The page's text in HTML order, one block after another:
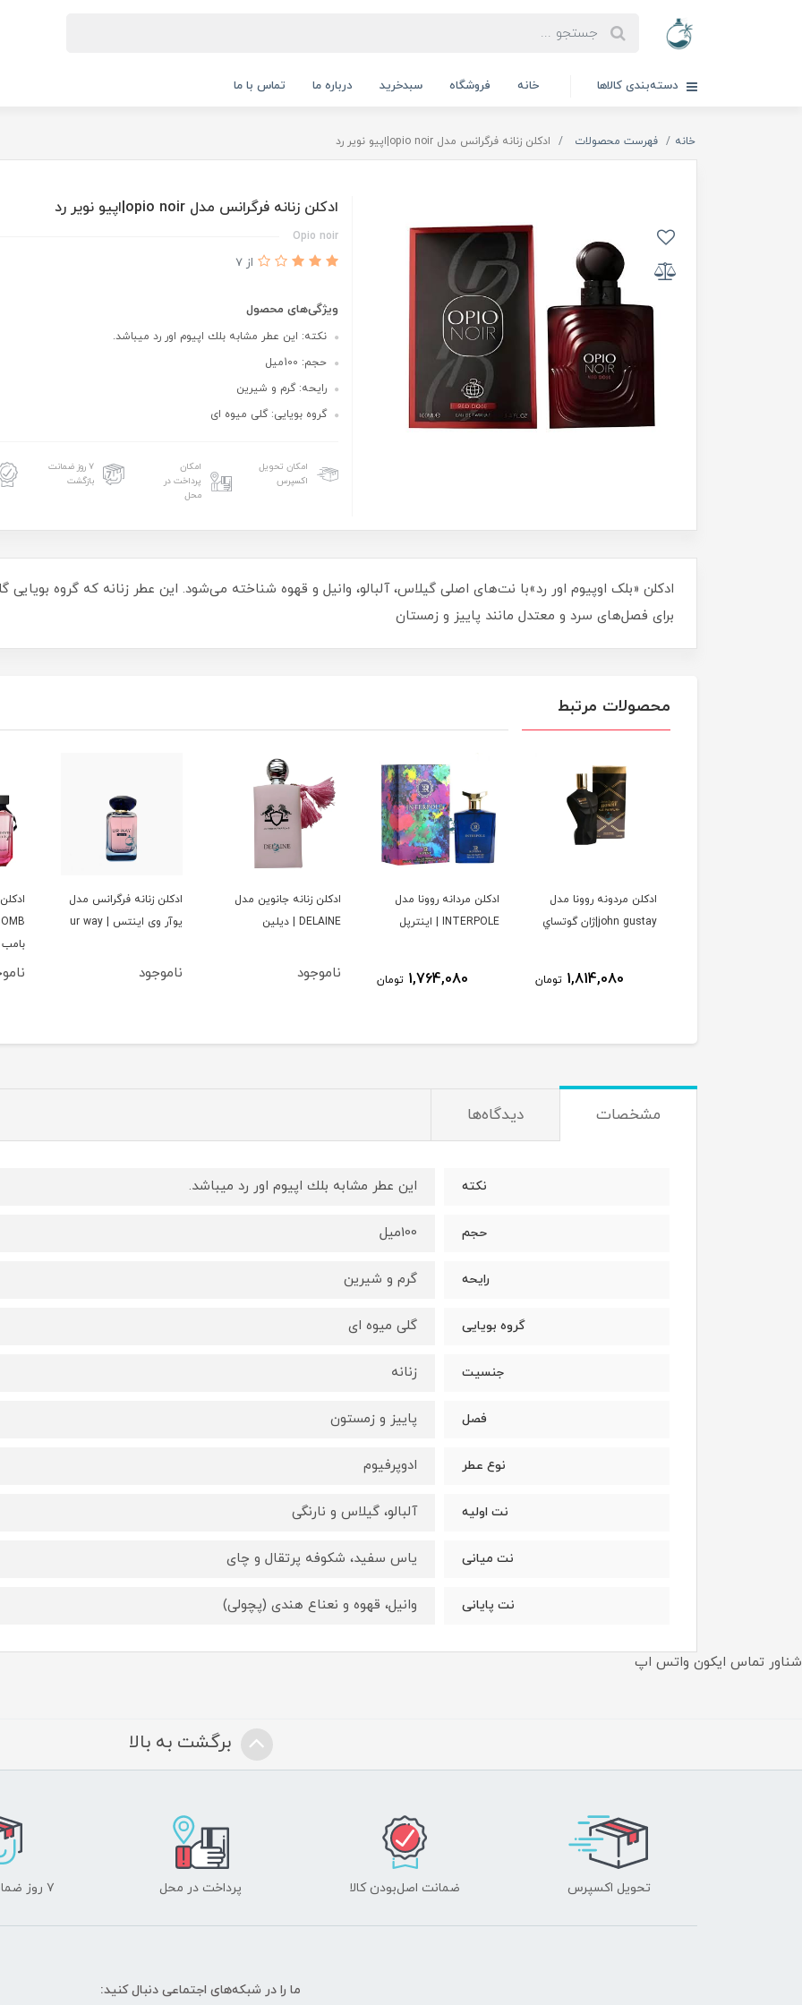
دسته‌بندی کالاها خانه فروشگاه سبدخرید درباره ما تماس با ما
خانه فهرست محصولات ادكلن زنانه فرگرانس مدل opio noir|اپيو نوير رد
ادكلن زنانه فرگرانس مدل opio noir|اپيو نوير رد
Opio noir
از 7
ویژگی‌های محصول
نكته: اين عطر مشابه بلك اپيوم اور رد ميباشد.
حجم: 100ميل
رايحه: گرم و شيرين
گروه بويايى: گلى ميوه اى
امکان تحویل
اکسپرس
امکان
پرداخت در
محل
۷ روز ضمانت
بازگشت
ادکلن «بلک اوپیوم اور رد»با نت‌های اصلی گیلاس، آلبالو، وانیل و قهوه شناخته می‌شود. این عطر زنانه که گروه بویایی
برای فصل‌های سرد و معتدل مانند پاییز و زمستان
محصولات مرتبط
ادكلن مردونه روونا مدل
john gustay|ژان گوتساي
1,814,080 تومان
ادكلن مردانه روونا مدل
INTERPOLE | اينترپل
1,764,080 تومان
ادكلن زنانه جانوين مدل
DELAINE | ديلين
ناموجود
ادكلن زنانه فرگرانس مدل
يوآر وى اينتس | ur way
ناموجود
بامب
مشخصات دیدگاه‌ها
نكته اين عطر مشابه بلك اپيوم اور رد ميباشد.
حجم 100ميل
رايحه گرم و شيرين
گروه بويايى گلى ميوه اى
جنسيت زنانه
فصل پاييز و زمستون
نوع عطر ادوپرفيوم
نت اوليه آلبالو، گیلاس و نارنگی
نت ميانى یاس سفید، شکوفه پرتقال و چای
نت پايانى وانیل، قهوه و نعناع هندی (پچولی)
شناور تماس ایکون واتس اپ
برگشت به بالا
تحویل اکسپرس ضمانت اصل‌بودن کالا پرداخت در محل ۷ روز ضمانت بازگشت
ما را در شبکه‌های اجتماعی دنبال کنید: